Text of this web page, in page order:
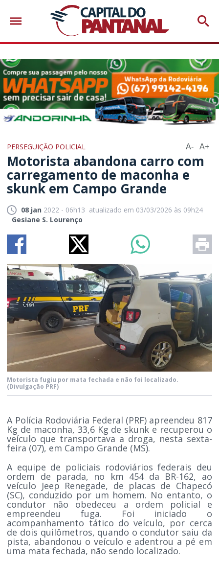
PERSEGUIÇÃO POLICIAL A- A+
Motorista abandona carro com
carregamento de maconha e
skunk em Campo Grande
08 jan 2022 - 06h13 atualizado em 03/03/2026 às 09h24
Gesiane S. Lourenço
Motorista fugiu por mata fechada e não foi localizado.
(Divulgação PRF)
A Polícia Rodoviária Federal (PRF) apreendeu 817
Kg de maconha, 33,6 Kg de skunk e recuperou o
veículo que transportava a droga, nesta sexta-
feira (07), em Campo Grande (MS).
A equipe de policiais rodoviários federais deu
ordem de parada, no km 454 da BR-162, ao
veículo Jeep Renegade, de placas de Chapecó
(SC), conduzido por um homem. No entanto, o
condutor não obedeceu a ordem policial e
empreendeu fuga. Foi iniciado o
acompanhamento tático do veículo, por cerca
de dois quilômetros, quando o condutor saiu da
pista, abandonou o veículo e adentrou a pé em
uma mata fechada, não sendo localizado.